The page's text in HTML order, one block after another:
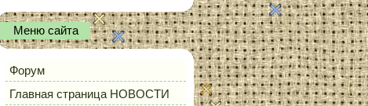
Меню сайта
Форум
Главная страница НОВОСТИ